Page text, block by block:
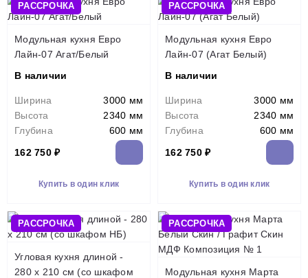
РАССРОЧКА
Модульная кухня Евро
Лайн-07 Агат/Белый
В наличии
Ширина
3000 мм
Высота
2340 мм
Глубина
600 мм
162 750 ₽
Купить в один клик
РАССРОЧКА
Модульная кухня Евро
Лайн-07 (Агат Белый)
В наличии
Ширина
3000 мм
Высота
2340 мм
Глубина
600 мм
162 750 ₽
Купить в один клик
РАССРОЧКА
Угловая кухня длиной -
280 х 210 см (со шкафом
РАССРОЧКА
Модульная кухня Марта